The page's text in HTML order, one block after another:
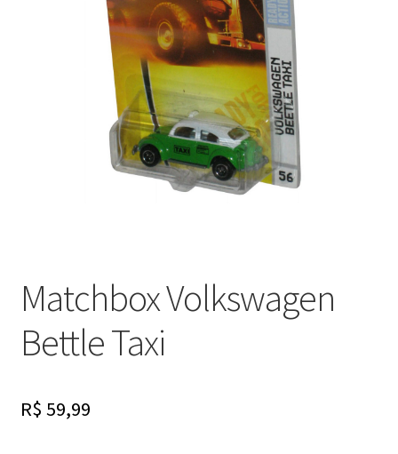
Finalizar Compra
Matchbox Volkswagen
Bettle Taxi
R$ 59,99